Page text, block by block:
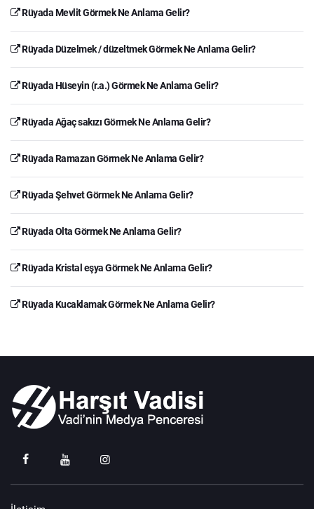
Rüyada Mevlit Görmek Ne Anlama Gelir?
Rüyada Düzelmek / düzeltmek Görmek Ne Anlama Gelir?
Rüyada Hüseyin (r.a.) Görmek Ne Anlama Gelir?
Rüyada Ağaç sakızı Görmek Ne Anlama Gelir?
Rüyada Ramazan Görmek Ne Anlama Gelir?
Rüyada Şehvet Görmek Ne Anlama Gelir?
Rüyada Olta Görmek Ne Anlama Gelir?
Rüyada Kristal eşya Görmek Ne Anlama Gelir?
Rüyada Kucaklamak Görmek Ne Anlama Gelir?